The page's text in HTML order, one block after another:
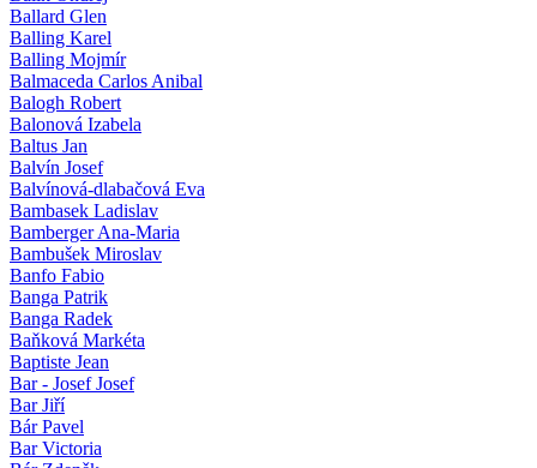
Ballard Glen
Balling Karel
Balling Mojmír
Balmaceda Carlos Anibal
Balogh Robert
Balonová Izabela
Baltus Jan
Balvín Josef
Balvínová-dlabačová Eva
Bambasek Ladislav
Bamberger Ana-Maria
Bambušek Miroslav
Banfo Fabio
Banga Patrik
Banga Radek
Baňková Markéta
Baptiste Jean
Bar - Josef Josef
Bar Jiří
Bár Pavel
Bar Victoria